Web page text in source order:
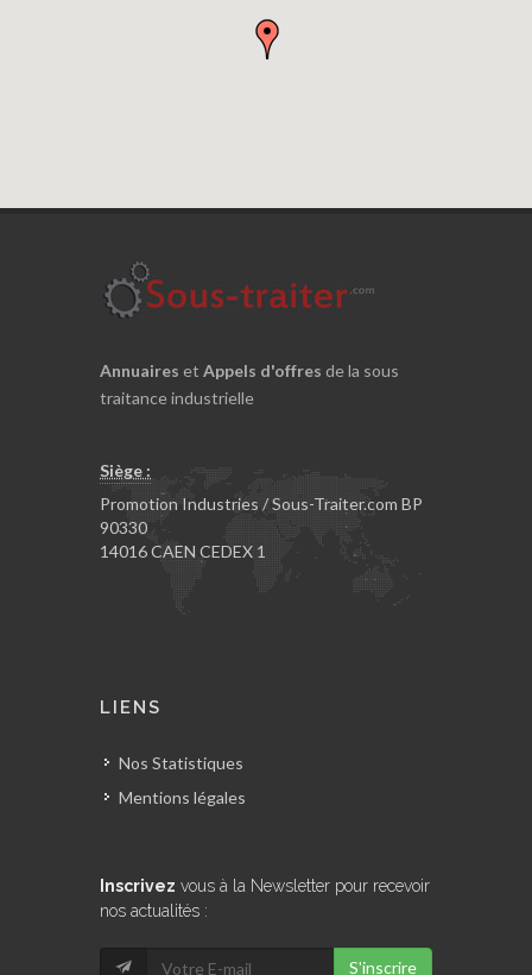
Annuaires et Appels d'offres de la sous
traitance industrielle
Siège :
Promotion Industries / Sous-Traiter.com BP
90330
14016 CAEN CEDEX 1
LIENS
Nos Statistiques
Mentions légales
Inscrivez vous à la Newsletter pour recevoir
nos actualités :
S'inscrire